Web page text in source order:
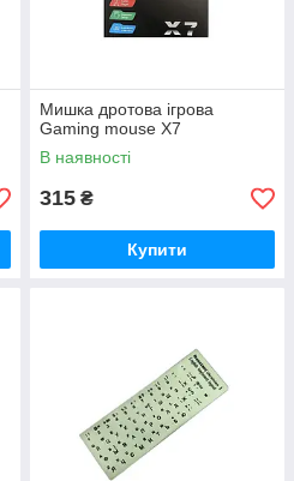
Мишка дротова ігрова
Gaming mouse X7
В наявності
315 ₴
Купити